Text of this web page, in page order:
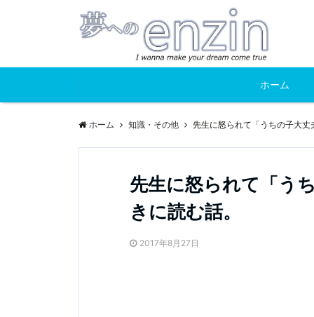
ホーム
ホーム 知識・その他 先生に怒られて「うちの子大丈
先生に怒られて「う
きに読む話。
2017年8月27日